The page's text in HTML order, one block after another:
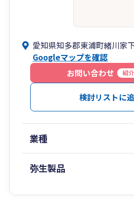
愛知県知多郡東浦町緒川家
Googleマップを確認
お問い合わせ
紹
検討リストに
業種
弥生製品